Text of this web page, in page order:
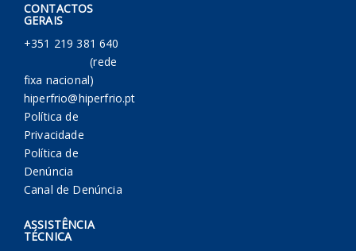
CONTACTOS
GERAIS
+351 219 381 640
(rede
fixa nacional)
hiperfrio@hiperfrio.pt
Política de
Privacidade
Política de
Denúncia
Canal de Denúncia
ASSISTÊNCIA
TÉCNICA